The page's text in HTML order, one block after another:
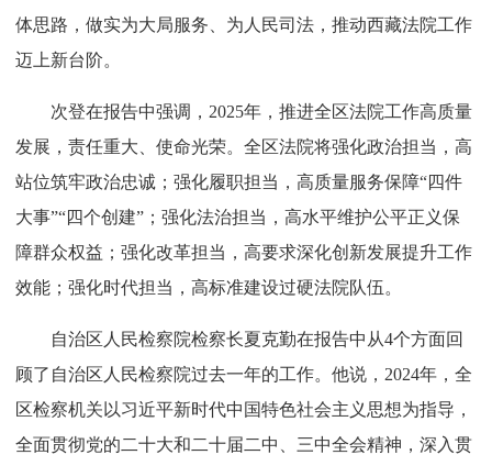
体思路，做实为大局服务、为人民司法，推动西藏法院工作
迈上新台阶。
次登在报告中强调，2025年，推进全区法院工作高质量
发展，责任重大、使命光荣。全区法院将强化政治担当，高
站位筑牢政治忠诚；强化履职担当，高质量服务保障“四件
大事”“四个创建”；强化法治担当，高水平维护公平正义保
障群众权益；强化改革担当，高要求深化创新发展提升工作
效能；强化时代担当，高标准建设过硬法院队伍。
自治区人民检察院检察长夏克勤在报告中从4个方面回
顾了自治区人民检察院过去一年的工作。他说，2024年，全
区检察机关以习近平新时代中国特色社会主义思想为指导，
全面贯彻党的二十大和二十届二中、三中全会精神，深入贯